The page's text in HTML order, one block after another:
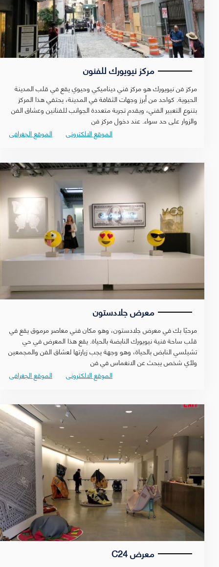
مركز نيويورك للفنون
مركز فن نيويورك هو مركز فني ديناميكي وحيوي يقع في قلب المدينة
الحيوية. كواحد من أبرز وجهات الثقافة في المدينة، يحتفي هذا المركز
بتنوع التعبير الفني، ويقدم تجربة متعددة الجوانب للفنانين وعشاق الفن
والزوار على حد سواء. عند دخول مركز فن
الموقع الجغرافى
الموقع الالكترونى
معرض جلادستون
مرحبًا بك في معرض جلادستون، وهو مكان فني معاصر مرموق يقع في
قلب ساحة فنية نيويورك النابضة بالحياة. يقع هذا المعرض في حي
تشيلسي النابض بالحياة، وهو وجهة يجب زيارتها لعشاق الفن والمجمعين
ولأي شخص يبحث عن الانغماس في فن
الموقع الجغرافى
الموقع الالكترونى
معرض C24